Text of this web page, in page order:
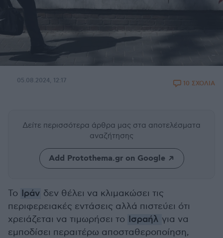
05.08.2024, 12:17 10 ΣΧΟΛΙΑ
Δείτε περισσότερα άρθρα μας στα αποτελέσματα
αναζήτησης
Add Protothema.gr on Google
Το Ιράν δεν θέλει να κλιμακώσει τις
περιφερειακές εντάσεις αλλά πιστεύει ότι
χρειάζεται να τιμωρήσει το Ισραήλ για να
εμποδίσει περαιτέρω αποσταθεροποίηση,